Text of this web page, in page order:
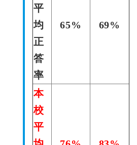
平
均
正
答
率
65% 69%
本
校
平